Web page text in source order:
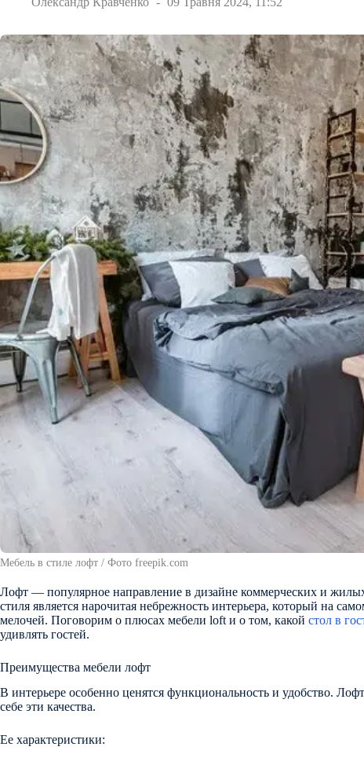
Мебель в стиле лофт / Фото freepik.com
Лофт — популярное направление в дизайне коммерческих и
стиля является нарочитая небрежность интерьера, который на
мелочей. Поговорим о плюсах мебели loft и о том, какой стол в
удивлять гостей.
Преимущества мебели лофт
В интерьере особенно ценятся функциональность и удобство.
себе эти качества.
Ее характеристики: